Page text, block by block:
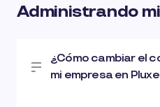
Administrando
¿Cómo cambiar el
mi empresa en